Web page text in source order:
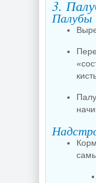
3.
Палубы